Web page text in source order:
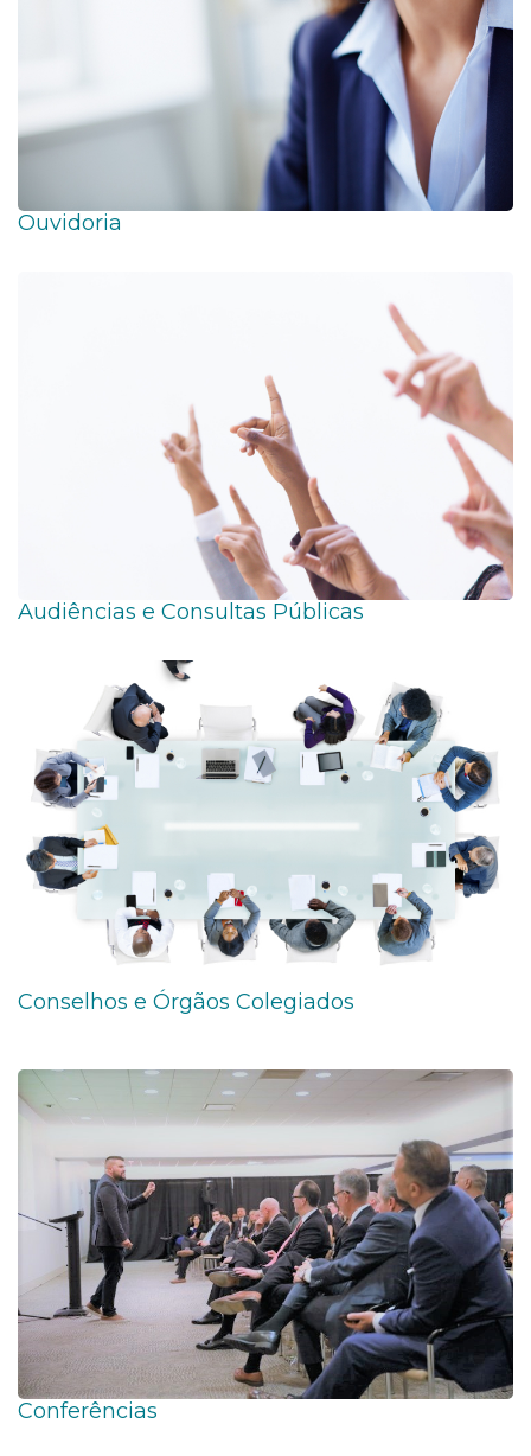
Ouvidoria
Audiências e Consultas Públicas
Conselhos e Órgãos Colegiados
Conferências